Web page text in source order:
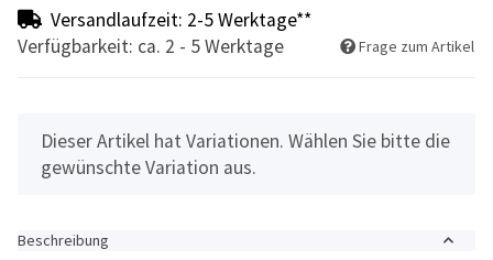
Versandlaufzeit: 2-5 Werktage**
Verfügbarkeit: ca. 2 - 5 Werktage
Frage zum Artikel
x
Dieser Artikel hat Variationen. Wählen Sie bitte die
gewünschte Variation aus.
Beschreibung